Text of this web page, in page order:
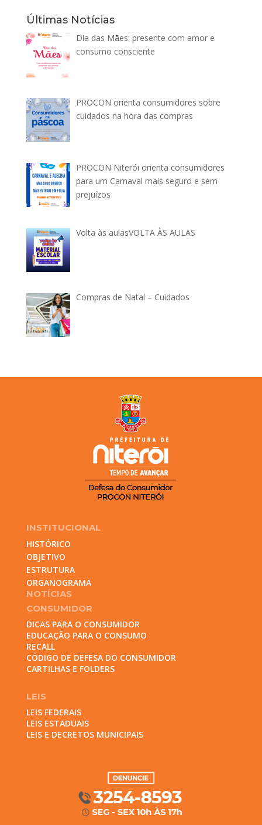
Últimas Notícias
Dia das Mães: presente com amor e
consumo consciente
PROCON orienta consumidores sobre
cuidados na hora das compras
PROCON Niterói orienta consumidores
para um Carnaval mais seguro e sem
prejuízos
Volta às aulasVOLTA ÀS AULAS
Compras de Natal – Cuidados
INSTITUCIONAL
HISTÓRICO
OBJETIVO
ESTRUTURA
ORGANOGRAMA
NOTÍCIAS
CONSUMIDOR
DICAS PARA O CONSUMIDOR
EDUCAÇÃO PARA O CONSUMO
RECALL
CÓDIGO DE DEFESA DO CONSUMIDOR
CARTILHAS E FOLDERS
LEIS
LEIS FEDERAIS
LEIS ESTADUAIS
LEIS E DECRETOS MUNICIPAIS